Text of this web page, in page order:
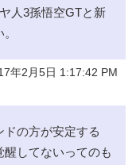
人3孫悟空GTと新
年2月5日 1:17:42 PM
の方が安定する
してないってのも